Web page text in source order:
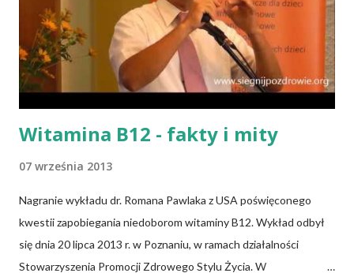
Witamina B12 - fakty i mity
07 września 2013
Nagranie wykładu dr. Romana Pawlaka z USA poświęconego
kwestii zapobiegania niedoborom witaminy B12. Wykład odbył
się dnia 20 lipca 2013 r. w Poznaniu, w ramach działalności
Stowarzyszenia Promocji Zdrowego Stylu Życia. W